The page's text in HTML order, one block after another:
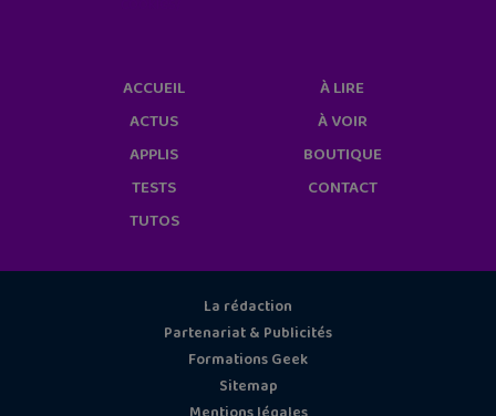
ACCUEIL
ACTUS
APPLIS
TESTS
TUTOS
À LIRE
À VOIR
BOUTIQUE
CONTACT
La rédaction
Partenariat & Publicités
Formations Geek
Sitemap